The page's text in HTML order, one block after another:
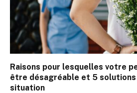
Raisons pour lesquelles votre
être désagréable et 5
situation